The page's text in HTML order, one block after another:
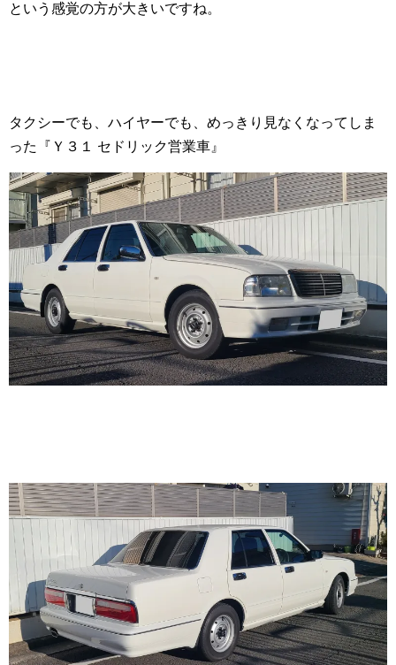
という感覚の方が大きいですね。
タクシーでも、ハイヤーでも、めっきり見なくなってしま
った『Ｙ３１ セドリック営業車』